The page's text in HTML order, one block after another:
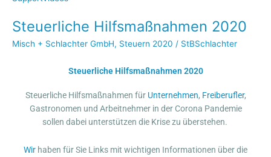
Steuerliche Hilfsmaßnahmen 2020
Misch + Schlachter GmbH, Steuern 2020 / StBSchlachter
Steuerliche Hilfsmaßnahmen 2020
Steuerliche Hilfsmaßnahmen für Unternehmen, Freiberufler,
Gastronomen und Arbeitnehmer in der Corona Pandemie
sollen dabei unterstützen die Krise zu überstehen.
Wir haben für Sie Links mit wichtigen Informationen über die